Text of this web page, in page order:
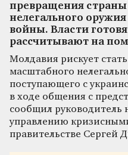
превращения страны
нелегального
войны. Власти
рассчитывают на
Молдавия рискует
масштабного
поступающего с
в ходе общения с
сообщил руководитель
управлению
правительстве Сергей